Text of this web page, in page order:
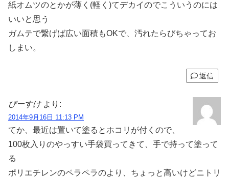
紙オムツのとかが薄く(軽く)てデカイのでこういうのには
いいと思う
ガムテで繋げば広い面積もOKで、汚れたらびちゃってお
しまい。
返信
ぴーすけ より:
2014年9月16日 11:13 PM
てか、最近は置いて塗るとホコリが付くので、
100枚入りのやっすい手袋買ってきて、手で持って塗って
る
ポリエチレンのペラペラのより、ちょっと高いけどニトリ